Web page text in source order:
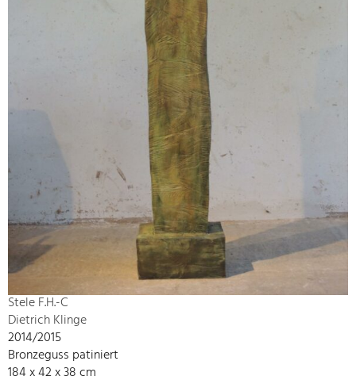
Stele F.H.-C
Dietrich Klinge
2014/2015
Bronzeguss patiniert
184 x 42 x 38 cm